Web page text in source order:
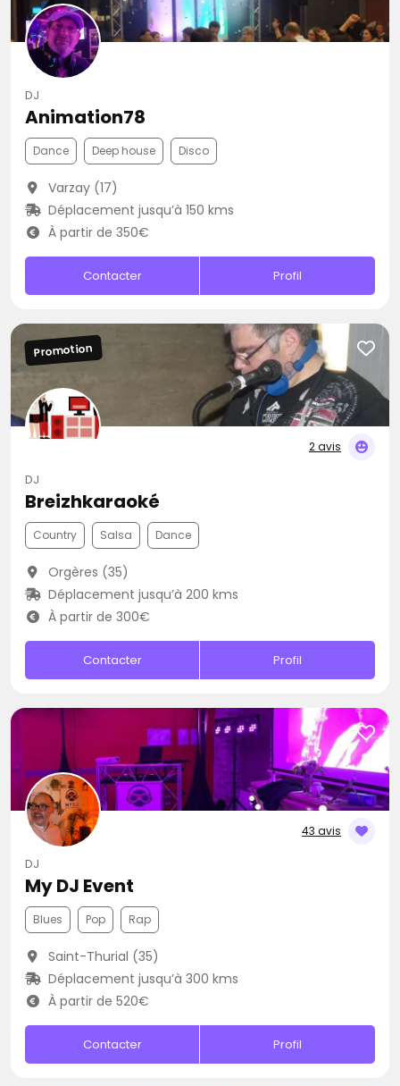
DJ
Animation78
Dance Deep house Disco
Varzay (17)
Déplacement jusqu’à 150 kms
À partir de 350€
Contacter Profil
2 avis
Promotion
DJ
Breizhkaraoké
Country Salsa Dance
Orgères (35)
Déplacement jusqu’à 200 kms
À partir de 300€
Contacter Profil
43 avis
DJ
My DJ Event
Blues Pop Rap
Saint-Thurial (35)
Déplacement jusqu’à 300 kms
À partir de 520€
Contacter Profil